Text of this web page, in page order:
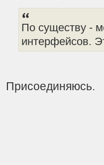
По существу -
интерфейсов.
Присоединяюсь.